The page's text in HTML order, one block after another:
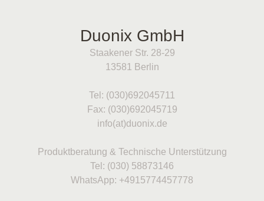
Duonix GmbH
Staakener Str. 28-29
13581 Berlin
Tel: (030)692045711
Fax: (030)692045719
info(at)duonix.de
Produktberatung & Technische Unterstützung
Tel: (030) 58873146
WhatsApp: +4915774457778